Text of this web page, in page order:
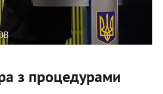
з процедурами